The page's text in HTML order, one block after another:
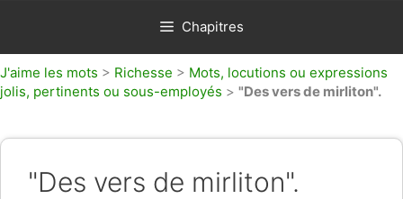
Chapitres
J'aime les mots > Richesse > Mots, locutions ou expressions
jolis, pertinents ou sous-employés > "Des vers de mirliton".
"Des vers de mirliton".